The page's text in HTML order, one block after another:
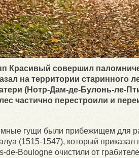
Красивый совершил
на территории старинного
(Нотр-Дам-де-Булонь-ле-
частично перестроили и
гущи были прибежищем для
(1515-1547), который приказал
de-Boulogne очистили от